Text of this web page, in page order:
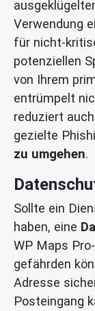
Verwendung
für nicht-
potenziellen
von Ihrem
entrümpelt
reduziert
gezielte
zu umgehen.
Sollte ein
haben, eine
WP Maps
gefährden
Adresse
Posteingang